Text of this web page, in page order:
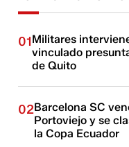
01Militares
vinculado
de Quito
02Barcelona SC
Portoviejo y se
la Copa Ecuador